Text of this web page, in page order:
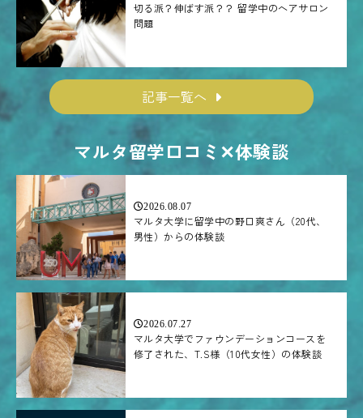
切る派？伸ばす派？？ 留学中のヘアサロン
問題
記事一覧へ
マルタ留学口コミ✕体験談
2026.08.07
マルタ大学に留学中の野口爽さん（20代、
男性）からの体験談
2026.07.27
マルタ大学でファウンデーションコースを
修了された、T.S様（10代女性）の体験談